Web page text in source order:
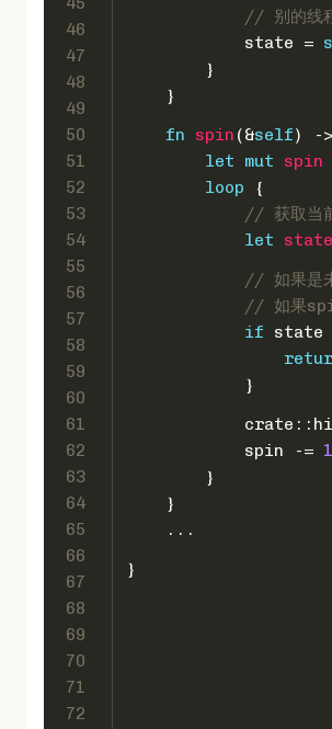
46
47
48
49
50
51
52
53
54
55
56
57
58
59
60
61
62
63
64
65
66
67
68
69
70
71
72
// 别的线
            state =
        }
    }
fn
spin (&self) ->
let
mut spin
loop {
// 获取当
let
state
// 如果是
// 如果
if state
            }
            spin -=
1
        }
    }
    ...
}